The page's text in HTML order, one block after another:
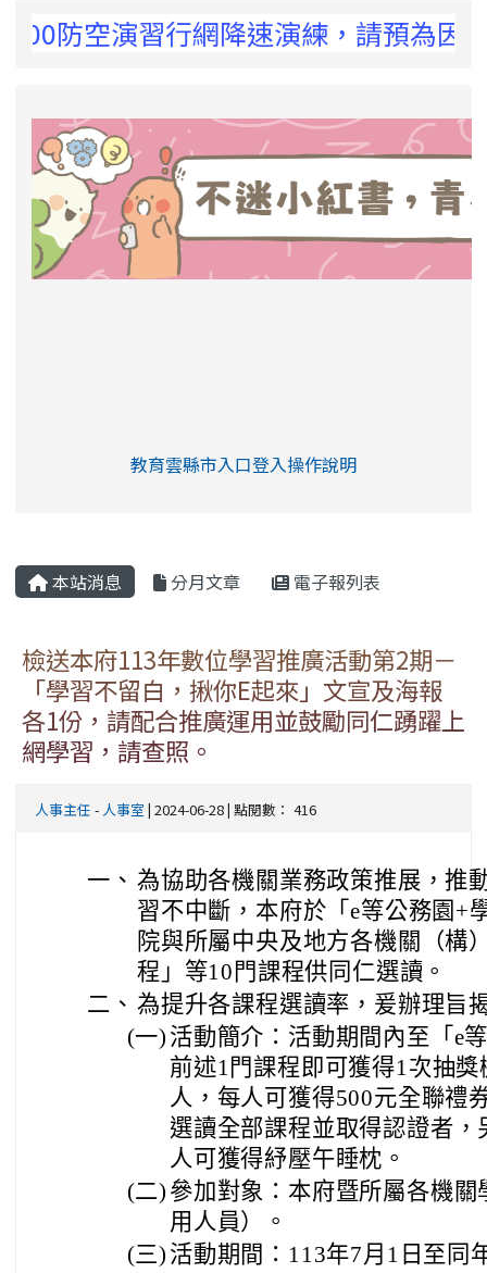
演習行網降速演練，請預為因應，詳
link to https://eliteracy.edu.tw/Shorts/
教育雲縣市入口登入操作說明
本站消息 分月文章 電子報列表
檢送本府113年數位學習推廣活動第2期－
「學習不留白，揪你E起來」文宣及海報
各1份，請配合推廣運用並鼓勵同仁踴躍上
網學習，請查照。
人事主任 - 人事室 | 2024-06-28 | 點閱數： 416
一、 為協助各機關業務政策推展，推
習不中斷，本府於「e等公務園+
院與所屬中央及地方各機關（構
程」等10門課程供同仁選讀。
二、 為提升各課程選讀率，爰辦理旨
(一) 活動簡介：活動期間內至「e
前述1門課程即可獲得1次抽
人，每人可獲得500元全聯禮
選讀全部課程並取得認證者
人可獲得紓壓午睡枕。
(二) 參加對象：本府暨所屬各機
用人員）。
(三) 活動期間：113年7月1日至同